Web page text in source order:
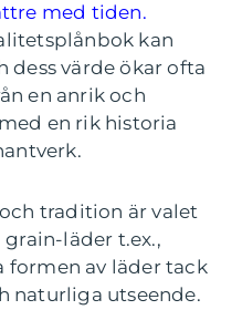
med tiden.
kan
dess värde ökar ofta
en anrik och
en rik historia
tradition är valet
läder t.ex.,
formen av läder tack
naturliga utseende.